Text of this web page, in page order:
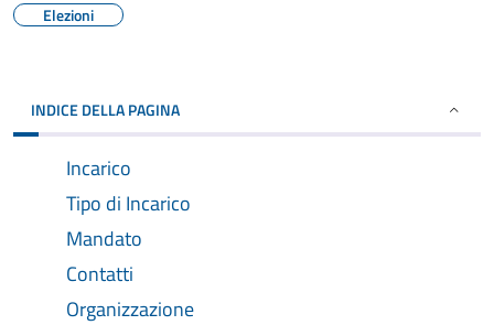
Elezioni
INDICE DELLA PAGINA
Incarico
Tipo di Incarico
Mandato
Contatti
Organizzazione